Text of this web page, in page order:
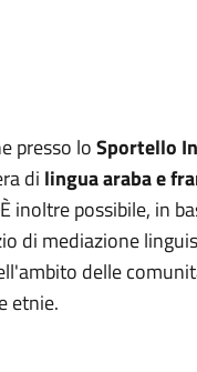
presso loSportello
di lingua araba e
inoltre possibile, in
di mediazione
delle
etnie.